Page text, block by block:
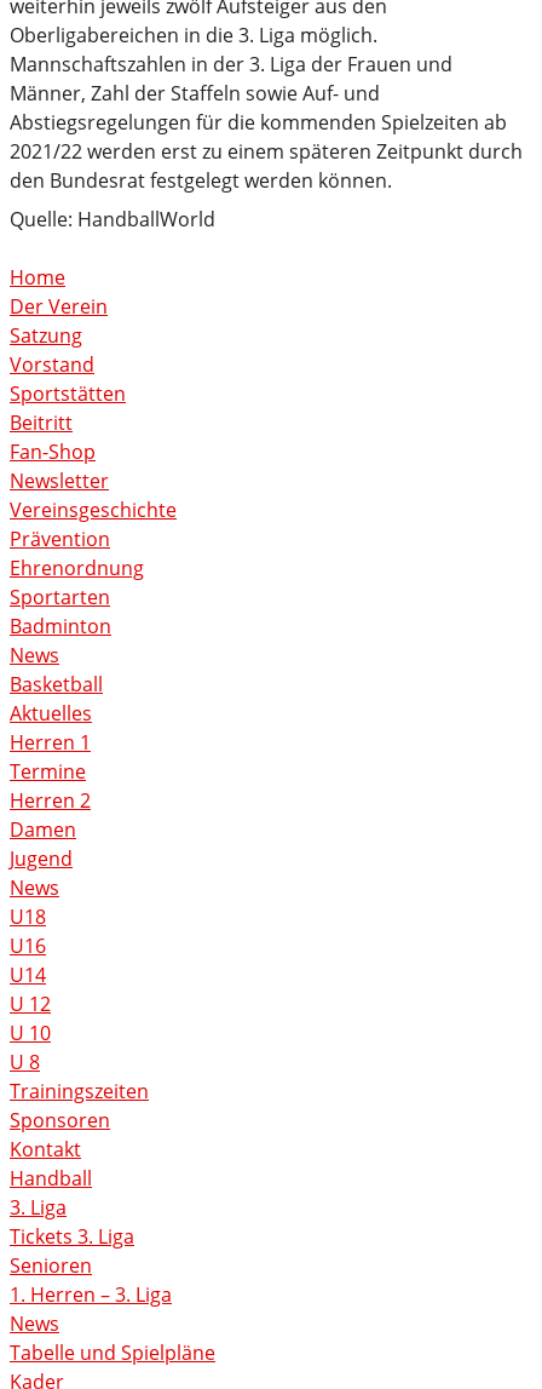
weiterhin jeweils zwölf Aufsteiger aus den
Oberligabereichen in die 3. Liga möglich.
Mannschaftszahlen in der 3. Liga der Frauen und
Männer, Zahl der Staffeln sowie Auf- und
Abstiegsregelungen für die kommenden Spielzeiten ab
2021/22 werden erst zu einem späteren Zeitpunkt durch
den Bundesrat festgelegt werden können.
Quelle: HandballWorld
Home
Der Verein
Satzung
Vorstand
Sportstätten
Beitritt
Fan-Shop
Newsletter
Vereinsgeschichte
Prävention
Ehrenordnung
Sportarten
Badminton
News
Basketball
Aktuelles
Herren 1
Termine
Herren 2
Damen
Jugend
News
U18
U16
U14
U 12
U 10
U 8
Trainingszeiten
Sponsoren
Kontakt
Handball
3. Liga
Tickets 3. Liga
Senioren
1. Herren – 3. Liga
News
Tabelle und Spielpläne
Kader